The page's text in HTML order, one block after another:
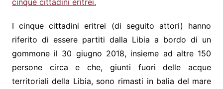
I cinque cittadini eritrei (di seguito attori) hanno
riferito di essere partiti dalla Libia a bordo di un
gommone il 30 giugno 2018, insieme ad altre 150
persone circa e che, giunti fuori delle acque
territoriali della Libia, sono rimasti in balia del mare